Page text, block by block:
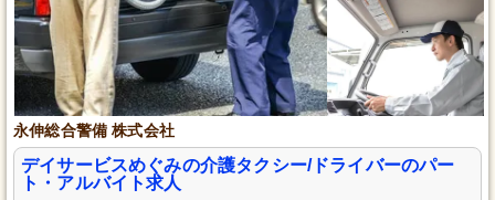
永伸総合警備 株式会社
デイサービスめぐみの介護タクシー/ドライバーのパー
ト・アルバイト求人